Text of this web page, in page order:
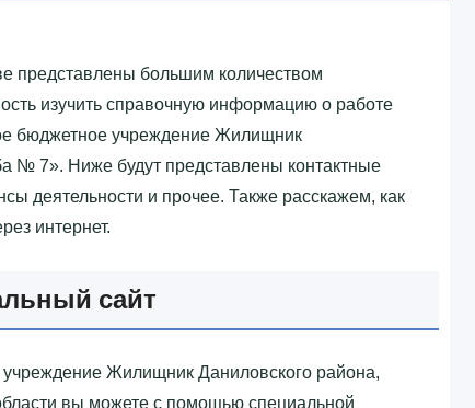
представлены большим количеством
изучить справочную информацию о работе
бюджетное учреждение Жилищник
№ 7»‎. Ниже будут представлены контактные
деятельности и прочее. Также расскажем, как
интернет.
сайт
Жилищник Даниловского района,
вы можете с помощью специальной